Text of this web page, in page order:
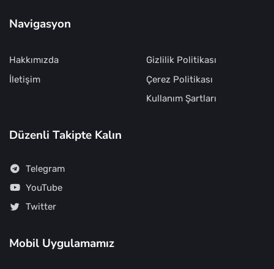
Navigasyon
Hakkımızda
İletişim
Gizlilik Politikası
Çerez Politikası
Kullanım Şartları
Düzenli Takipte Kalın
Telegram
YouTube
Twitter
Mobil Uygulamamız